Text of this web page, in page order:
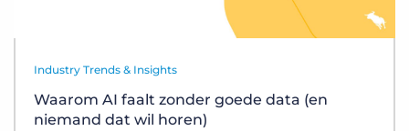
Industry Trends & Insights
Waarom AI faalt zonder goede data (en
niemand dat wil horen)